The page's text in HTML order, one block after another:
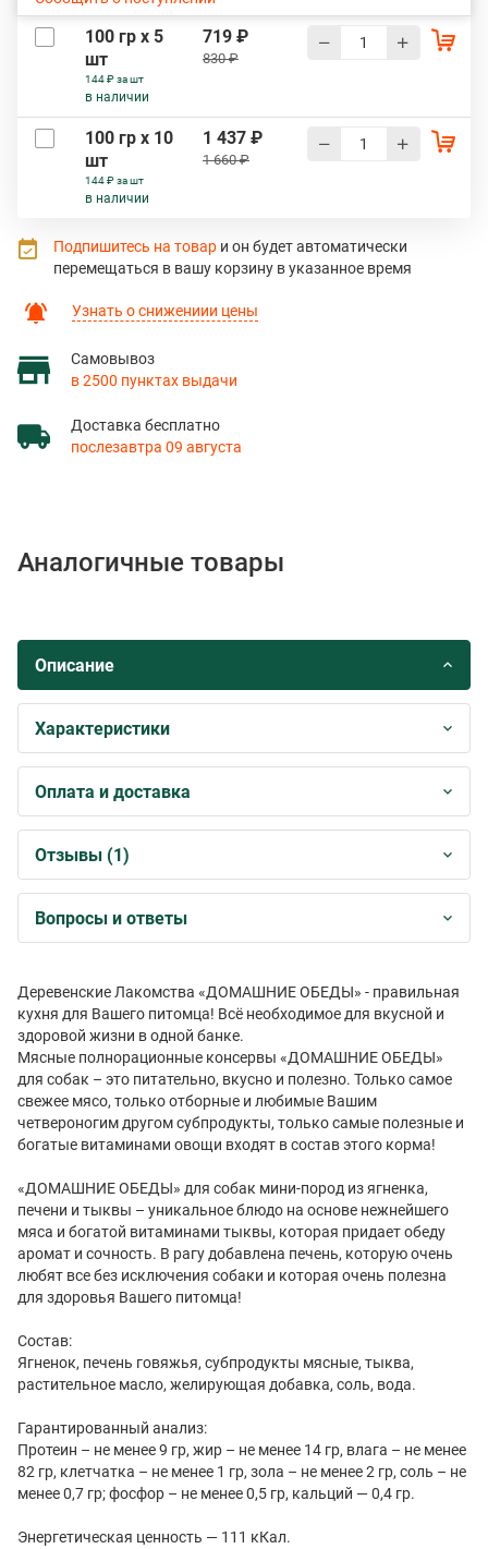
100 гр х 5
шт
144 ₽ за шт
в наличии
719 ₽
830 ₽
100 гр х 10
шт
144 ₽ за шт
в наличии
1 437 ₽
1 660 ₽
Узнать о снижениии цены
Самовывоз
в 2500 пунктах выдачи
Доставка бесплатно
послезавтра 09 августа
Подпишитесь на товар и он будет автоматически
перемещаться в вашу корзину в указанное время
Аналогичные товары
Описание
Характеристики
Оплата и доставка
Отзывы (1)
Вопросы и ответы
Деревенские Лакомства «ДОМАШНИЕ ОБЕДЫ» - правильная
кухня для Вашего питомца! Всё необходимое для вкусной и
здоровой жизни в одной банке.
Мясные полнорационные консервы «ДОМАШНИЕ ОБЕДЫ»
для собак – это питательно, вкусно и полезно. Только самое
свежее мясо, только отборные и любимые Вашим
четвероногим другом субпродукты, только самые полезные и
богатые витаминами овощи входят в состав этого корма!
«ДОМАШНИЕ ОБЕДЫ» для собак мини-пород из ягненка,
печени и тыквы – уникальное блюдо на основе нежнейшего
мяса и богатой витаминами тыквы, которая придает обеду
аромат и сочность. В рагу добавлена печень, которую очень
любят все без исключения собаки и которая очень полезна
для здоровья Вашего питомца!
Состав:
Ягненок, печень говяжья, субпродукты мясные, тыква,
растительное масло, желирующая добавка, соль, вода.
Гарантированный анализ:
Протеин – не менее 9 гр, жир – не менее 14 гр, влага – не менее
82 гр, клетчатка – не менее 1 гр, зола – не менее 2 гр, соль – не
менее 0,7 гр; фосфор – не менее 0,5 гр, кальций — 0,4 гр.
Энергетическая ценность — 111 кКал.